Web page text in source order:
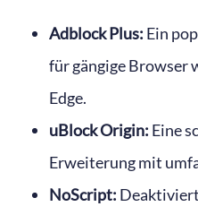
Adblock Plus: Ein
für gängige Browser
Edge.
uBlock Origin: Eine
Erweiterung mit
NoScript: